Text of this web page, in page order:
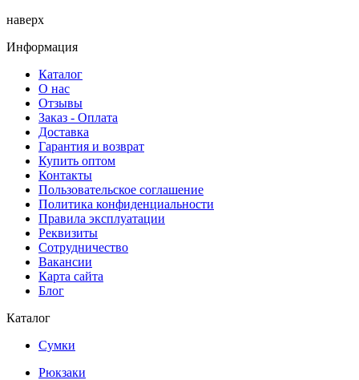
наверх
Информация
Каталог
О нас
Отзывы
Заказ - Оплата
Доставка
Гарантия и возврат
Купить оптом
Контакты
Пользовательское соглашение
Политика конфиденциальности
Правила эксплуатации
Реквизиты
Сотрудничество
Вакансии
Карта сайта
Блог
Каталог
Сумки
Рюкзаки